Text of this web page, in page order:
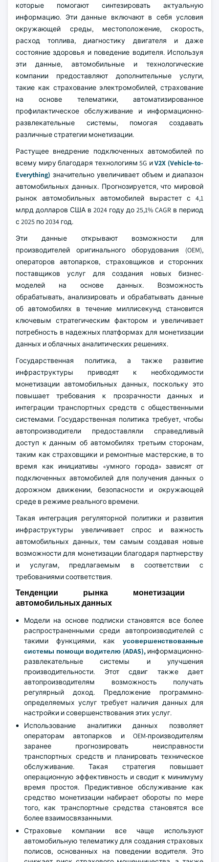
которые помогают синтезировать актуальную
информацию. Эти данные включают в себя условия
окружающей среды, местоположение, скорость,
расход топлива, диагностику двигателя и даже
состояние здоровья и поведение водителя. Используя
эти данные, автомобильные и технологические
компании предоставляют дополнительные услуги,
такие как страхование электромобилей, страхование
на основе телематики, автоматизированное
профилактическое обслуживание и информационно-
развлекательные системы, помогая создавать
различные стратегии монетизации.
Растущее внедрение подключенных автомобилей по
всему миру благодаря технологиям 5G иV2X (Vehicle-to-
Everything) значительно увеличивает объем и диапазон
автомобильных данных. Прогнозируется, что мировой
рынок автомобильных автомобилей вырастет с 4,1
млрд долларов США в 2024 году до 25,1% CAGR в период
с 2025 по 2034 год.
Эти данные открывают возможности для
производителей оригинального оборудования (OEM),
операторов автопарков, страховщиков и сторонних
поставщиков услуг для создания новых бизнес-
моделей на основе данных. Возможность
обрабатывать, анализировать и обрабатывать данные
об автомобилях в течение миллисекунд становится
ключевым стратегическим фактором и увеличивает
потребность в надежных платформах для монетизации
данных и облачных аналитических решениях.
Государственная политика, а также развитие
инфраструктуры приводят к необходимости
монетизации автомобильных данных, поскольку это
повышает требования к прозрачности данных и
интеграции транспортных средств с общественными
системами. Государственная политика требует, чтобы
автопроизводители предоставляли справедливый
доступ к данным об автомобилях третьим сторонам,
таким как страховщики и ремонтные мастерские, в то
время как инициативы «умного города» зависят от
подключенных автомобилей для получения данных о
дорожном движении, безопасности и окружающей
среде в режиме реального времени.
Такая интеграция регуляторной политики и развития
инфраструктуры увеличивает спрос и важность
автомобильных данных, тем самым создавая новые
возможности для монетизации благодаря партнерству
и услугам, предлагаемым в соответствии с
требованиями соответствия.
Тенденции рынка монетизации
автомобильных данных
Модели на основе подписки становятся все более
распространенными среди автопроизводителей с
такими функциями, как усовершенствованные
системы помощи водителю (ADAS),информационно-
развлекательные системы и улучшения
производительности. Этот сдвиг также дает
автопроизводителям возможность получать
регулярный доход. Предложение программно-
определяемых услуг требует наличия данных для
настройки и совершенствования этих услуг.
Использование аналитики данных позволяет
операторам автопарков и OEM-производителям
заранее прогнозировать неисправности
транспортных средств и планировать техническое
обслуживание. Такая стратегия повышает
операционную эффективность и сводит к минимуму
время простоя. Предиктивное обслуживание как
средство монетизации набирает обороты по мере
того, как транспортные средства становятся все
более взаимосвязанными.
Страховые компании все чаще используют
автомобильную телематику для создания страховых
полисов, основанных на поведении водителя. Это